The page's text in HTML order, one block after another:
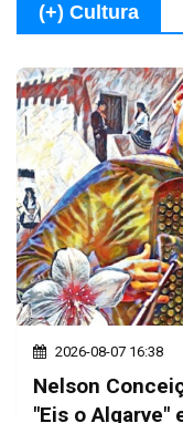
(+) Cultura
2026-08-07 16:38
Nelson
"Eis o Algarve"